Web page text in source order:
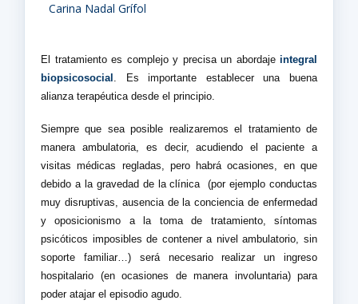
Carina Nadal Grífol
El tratamiento es complejo y precisa un abordaje integral
biopsicosocial . Es importante establecer una buena
alianza terapéutica desde el principio.
Siempre que sea posible realizaremos el tratamiento de
manera ambulatoria, es decir, acudiendo el paciente a
visitas médicas regladas, pero habrá ocasiones, en que
debido a la gravedad de la clínica
(por ejemplo conductas
muy disruptivas, ausencia de la conciencia de enfermedad
y oposicionismo a la toma de tratamiento, síntomas
psicóticos imposibles de contener a nivel ambulatorio, sin
soporte familiar…) será necesario realizar un ingreso
hospitalario (en ocasiones de manera involuntaria) para
poder atajar el episodio agudo.